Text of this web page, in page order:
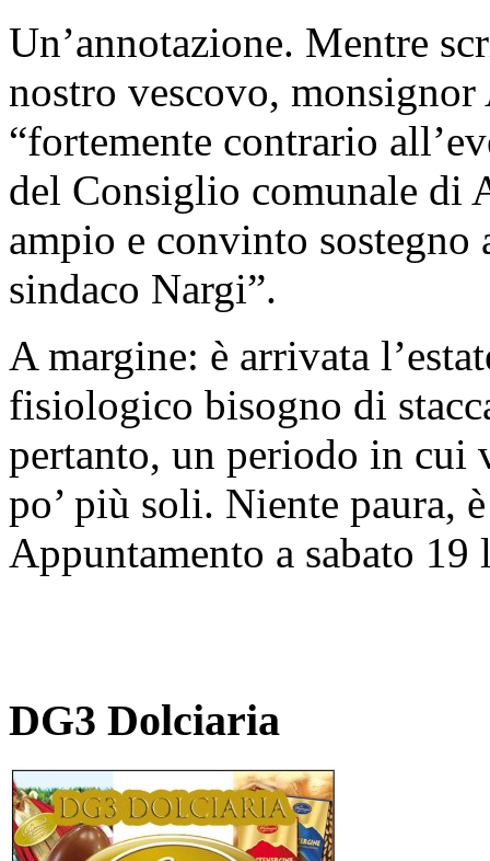
Un’annotazione. Mentre
nostro vescovo,
“fortemente contrario
del Consiglio comunale di
ampio e convinto
sindaco Nargi”.
A margine: è arrivata
fisiologico bisogno di
pertanto, un periodo in cui
po’ più soli. Niente paura,
Appuntamento a sabato
DG3 Dolciaria